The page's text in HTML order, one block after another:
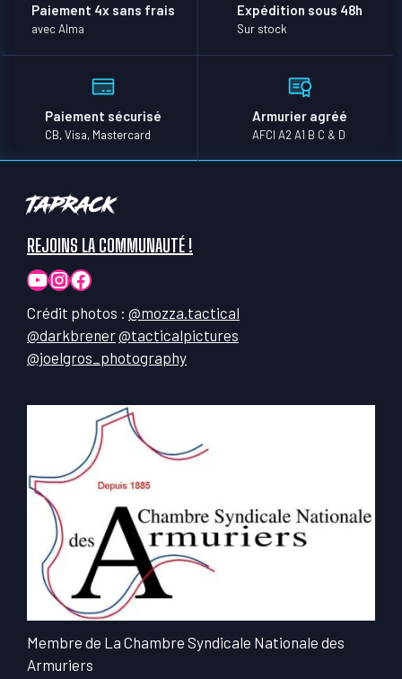
Paiement 4x sans frais
avec Alma
Expédition sous 48h
Sur stock
Paiement sécurisé
CB, Visa, Mastercard
Armurier agréé
AFCI A2 A1 B C & D
TapRack
REJOINS LA COMMUNAUTÉ !
YouTube
Instagram
Facebook
Crédit photos : @mozza.tactical
@darkbrener@tacticalpictures
@joelgros_photography
Membre de La Chambre Syndicale Nationale des
Armuriers